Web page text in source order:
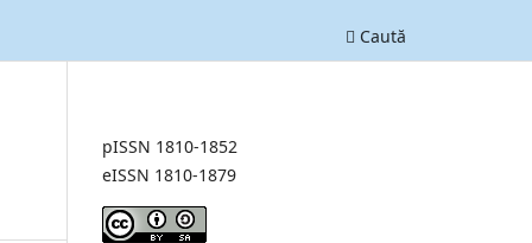
Caută
pISSN 1810-1852
eISSN 1810-1879